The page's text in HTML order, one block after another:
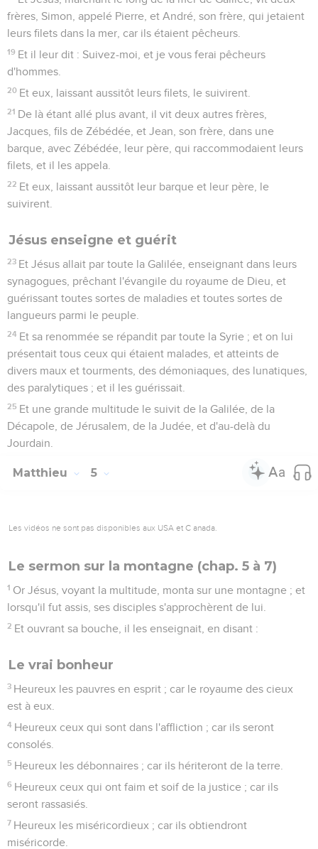
frères, Simon, appelé Pierre, et André, son frère, qui jetaient
leurs filets dans la mer, car ils étaient pêcheurs.
19 Et il leur dit : Suivez-moi, et je vous ferai pêcheurs
d'hommes.
20 Et eux, laissant aussitôt leurs filets, le suivirent.
21 De là étant allé plus avant, il vit deux autres frères,
Jacques, fils de Zébédée, et Jean, son frère, dans une
barque, avec Zébédée, leur père, qui raccommodaient leurs
filets, et il les appela.
22 Et eux, laissant aussitôt leur barque et leur père, le
suivirent.
Jésus enseigne et guérit
23 Et Jésus allait par toute la Galilée, enseignant dans leurs
synagogues, prêchant l'évangile du royaume de Dieu, et
guérissant toutes sortes de maladies et toutes sortes de
langueurs parmi le peuple.
24 Et sa renommée se répandit par toute la Syrie ; et on lui
présentait tous ceux qui étaient malades, et atteints de
divers maux et tourments, des démoniaques, des lunatiques,
des paralytiques ; et il les guérissait.
25 Et une grande multitude le suivit de la Galilée, de la
Décapole, de Jérusalem, de la Judée, et d'au-delà du
Jourdain.
Matthieu 5
Les vidéos ne sont pas disponibles aux USA et C anada.
Le sermon sur la montagne (chap. 5 à 7)
1 Or Jésus, voyant la multitude, monta sur une montagne ; et
lorsqu'il fut assis, ses disciples s'approchèrent de lui.
2 Et ouvrant sa bouche, il les enseignait, en disant :
Le vrai bonheur
3 Heureux les pauvres en esprit ; car le royaume des cieux
est à eux.
4 Heureux ceux qui sont dans l'affliction ; car ils seront
consolés.
5 Heureux les débonnaires ; car ils hériteront de la terre.
6 Heureux ceux qui ont faim et soif de la justice ; car ils
seront rassasiés.
7 Heureux les miséricordieux ; car ils obtiendront
miséricorde.